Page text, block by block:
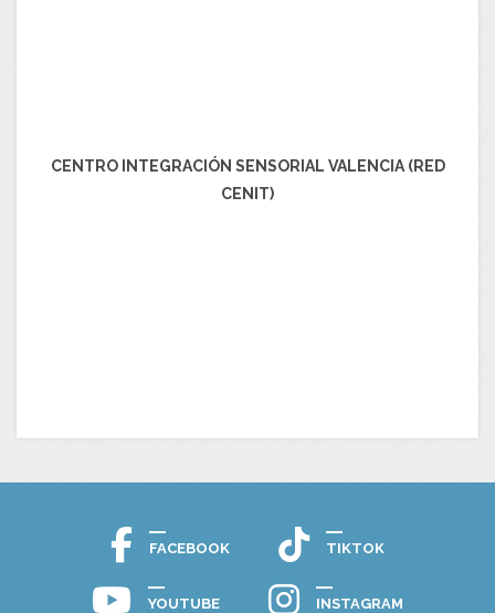
CENTRO INTEGRACIÓN SENSORIAL VALENCIA (RED
CENIT)
FACEBOOK TIKTOK
YOUTUBE INSTAGRAM